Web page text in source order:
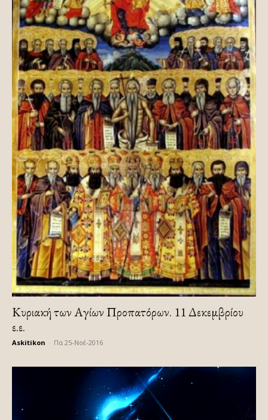
Κυριακή των Αγίων Προπατόρων. 11 Δεκεμβρίου
ε.ε.
Askitikon Πα 25-Νοέ-2016